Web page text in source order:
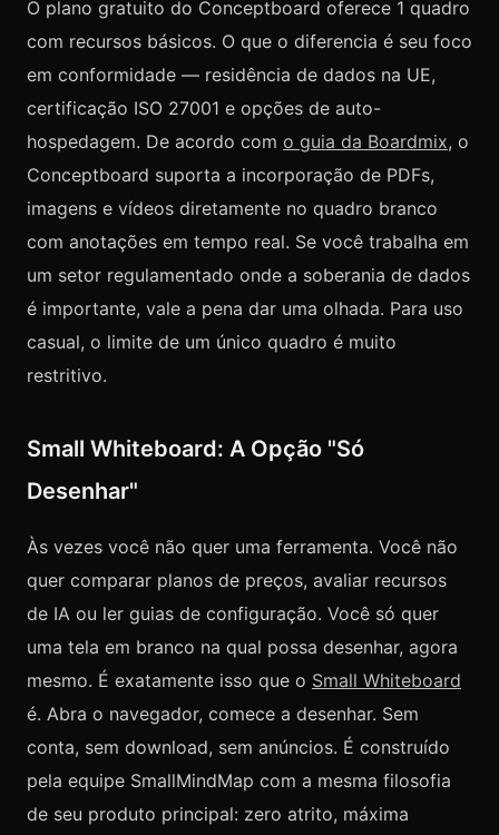
O plano gratuito do Conceptboard oferece 1 quadro
com recursos básicos. O que o diferencia é seu foco
em conformidade — residência de dados na UE,
certificação ISO 27001 e opções de auto-
hospedagem. De acordo com o guia da Boardmix, o
Conceptboard suporta a incorporação de PDFs,
imagens e vídeos diretamente no quadro branco
com anotações em tempo real. Se você trabalha em
um setor regulamentado onde a soberania de dados
é importante, vale a pena dar uma olhada. Para uso
casual, o limite de um único quadro é muito
restritivo.
Small Whiteboard: A Opção "Só
Desenhar"
Às vezes você não quer uma ferramenta. Você não
quer comparar planos de preços, avaliar recursos
de IA ou ler guias de configuração. Você só quer
uma tela em branco na qual possa desenhar, agora
mesmo. É exatamente isso que o Small Whiteboard
é. Abra o navegador, comece a desenhar. Sem
conta, sem download, sem anúncios. É construído
pela equipe SmallMindMap com a mesma filosofia
de seu produto principal: zero atrito, máxima